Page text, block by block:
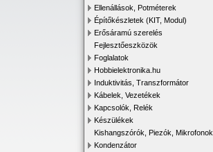
Ellenállások, Potméterek
Építőkészletek (KIT, Modul)
Erősáramú szerelés
Fejlesztőeszközök
Foglalatok
Hobbielektronika.hu
Induktivitás, Transzformátor
Kábelek, Vezetékek
Kapcsolók, Relék
Készülékek
Kishangszórók, Piezók, Mikrofonok
Kondenzátor